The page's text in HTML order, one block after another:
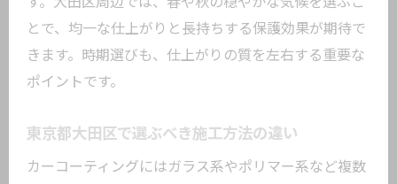
法
実際の施工事例から学ぶ満足ポイント
とで、均一な仕上がりと長持ちする保護効果が期待で
きます。時期選びも、仕上がりの質を左右する重要な
ポイントです。
東京都大田区で選ぶべき施工方法の違い
カーコーティングにはガラス系やポリマー系など複数